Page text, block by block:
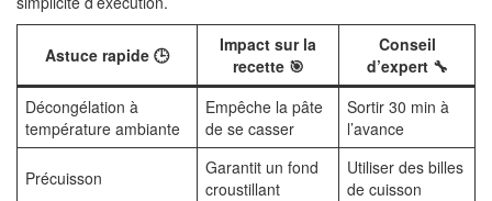
Astuce rapide 🕒
Impact sur la
recette 🎯
Conseil
d’expert 🔧
Décongélation à
température ambiante
Empêche la pâte
de se casser
Sortir 30 min à
l’avance
Précuisson
Garantit un fond
croustillant
Utiliser des billes
de cuisson